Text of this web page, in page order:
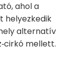
ahol a
helyezkedik
alternatív
mellett.